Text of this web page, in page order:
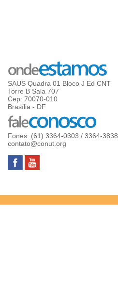
SAUS Quadra 01 Bloco J Ed CNT
Torre B Sala 707
Cep: 70070-010
Brasília - DF
Fones: (61) 3364-0303 / 3364-3838
contato@conut.org